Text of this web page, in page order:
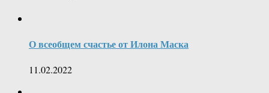
О всеобщем счастье от Илона Маска
11.02.2022